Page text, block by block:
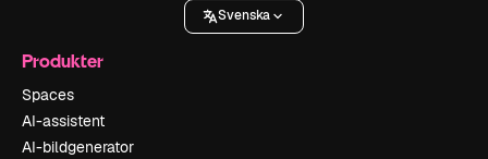
Svenska
Produkter
Spaces
AI-assistent
AI-bildgenerator